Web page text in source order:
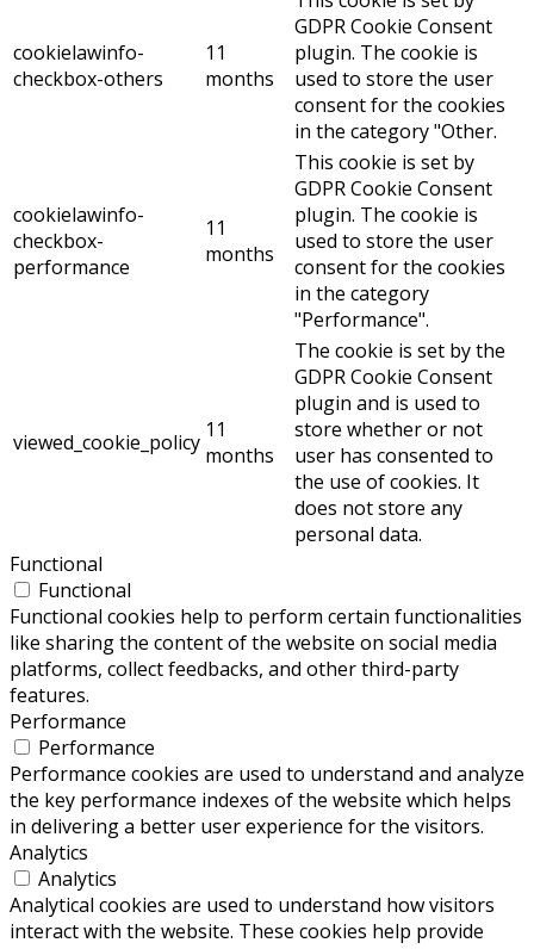
cookielawinfo-
checkbox-others
11
months
GDPR Cookie Consent
plugin. The cookie is
used to store the user
consent for the cookies
in the category "Other.
cookielawinfo-
checkbox-
performance
11
months
This cookie is set by
GDPR Cookie Consent
plugin. The cookie is
used to store the user
consent for the cookies
in the category
"Performance".
viewed_cookie_policy 11
months
The cookie is set by the
GDPR Cookie Consent
plugin and is used to
store whether or not
user has consented to
the use of cookies. It
does not store any
personal data.
Functional
Functional
Functional cookies help to perform certain functionalities
like sharing the content of the website on social media
platforms, collect feedbacks, and other third-party
features.
Performance
Performance
Performance cookies are used to understand and analyze
the key performance indexes of the website which helps
in delivering a better user experience for the visitors.
Analytics
Analytics
Analytical cookies are used to understand how visitors
interact with the website. These cookies help provide